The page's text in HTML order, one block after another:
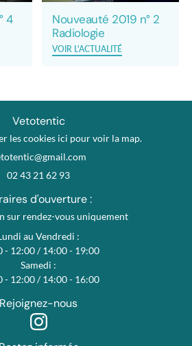
4
Nouveauté 2019 n° 2
Radiologie
VOIR L'ACTUALITÉ
Vetotentic
les cookies ici pour voir la map.
02 43 21 62 93
d'ouverture :
sur rendez-vous uniquement
au Vendredi :
- 12:00 / 14:00 - 19:00
Samedi :
- 12:00 / 14:00 - 16:00
Rejoignez-nous